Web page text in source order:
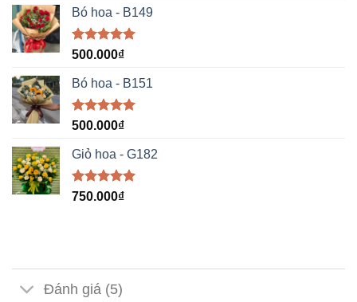
5 sao
Bó hoa - B149
Được xếp
5 sao
500.000₫
Bó hoa - B151
Được xếp
5 sao
500.000₫
Giỏ hoa - G182
Được xếp
750.000₫
Đánh giá (5)